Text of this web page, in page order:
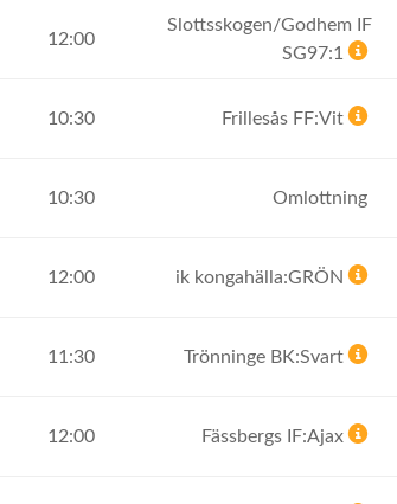
12:00
Slottsskogen/Godhem IF
SG97:1
10:30 Frillesås FF:Vit
10:30 Omlottning
12:00 ik kongahälla:GRÖN
11:30 Trönninge BK:Svart
12:00 Fässbergs IF:Ajax